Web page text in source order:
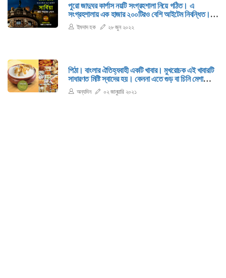
পুরো জাদুঘর কার্পাস নয়টি সংগ্রহশালা নিয়ে গঠিত। এ
সংগ্রহশালায় এক হাজার ২০০টিরও বেশি আইটেম নিবন্ধিত।
যার মধ্যে বিভিন্ন যান্ত্রিক এবং বৈদ্যুতিক প্রকৌশল
প্রযুক্তিগত মূল জিনিসপত্র রয়েছে। সাভা কোসানোভিচ নামের
ইমদাদ হক ২৮ জুন ২০২২
পিঠা। বাংলার ঐতিহ্যবাহী একটি খাবার। মুখরোচক এই খাবারটি
সাধারণত মিষ্টি স্বাদের হয়। কেননা এতে গুড় বা চিনি মেশানো
হয়। তবে ঝাল, টক বা অন্য যে-কোনো স্বাদেরও এটি হতে
পারে। ডেজার্ট হিসেবেও এটি চমৎকার।
অন্যদিন ০২ জানুয়ারি ২০২১